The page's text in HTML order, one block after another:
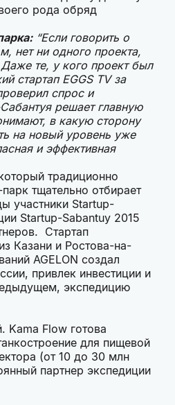
рода обряд
“Если говорить о
нет ни одного проекта,
те, у кого проект был
стартап EGGS TV за
спрос и
решает главную
в какую сторону
на новый уровень уже
и эффективная
традиционно
тщательно отбирает
участники Startup-
Startup-Sabantuy 2015
Стартап
Казани и Ростова-на-
AGELON создал
привлек инвестиции и
экспедицию
Kama Flow готова
для пищевой
(от 10 до 30 млн
партнер экспедиции